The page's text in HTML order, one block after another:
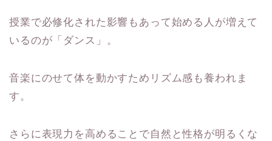
授業で必修化された影響もあって始める人が増えて
いるのが「ダンス」。
音楽にのせて体を動かすためリズム感も養われま
す。
さらに表現力を高めることで自然と性格が明るくな